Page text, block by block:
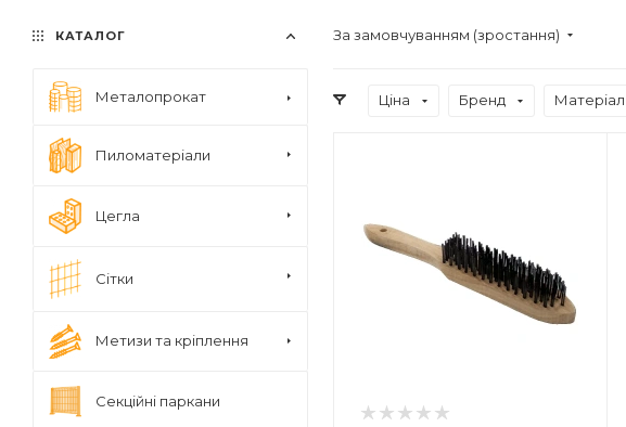
За замовчуванням (зростання)
Ціна Бренд Матеріал
КАТАЛОГ
Металопрокат
Пиломатеріали
Цегла
Сітки
Метизи та кріплення
Секційні паркани